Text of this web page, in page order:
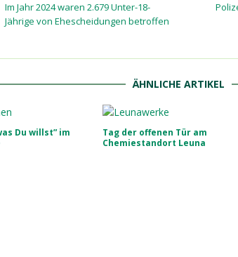
Im Jahr 2024 waren 2.679 Unter-18-
Jährige von Ehescheidungen betroffen
ÄHNLICHE ARTIKEL
Du willst” im
Tag der offenen Tür am
Chemiestandort Leuna